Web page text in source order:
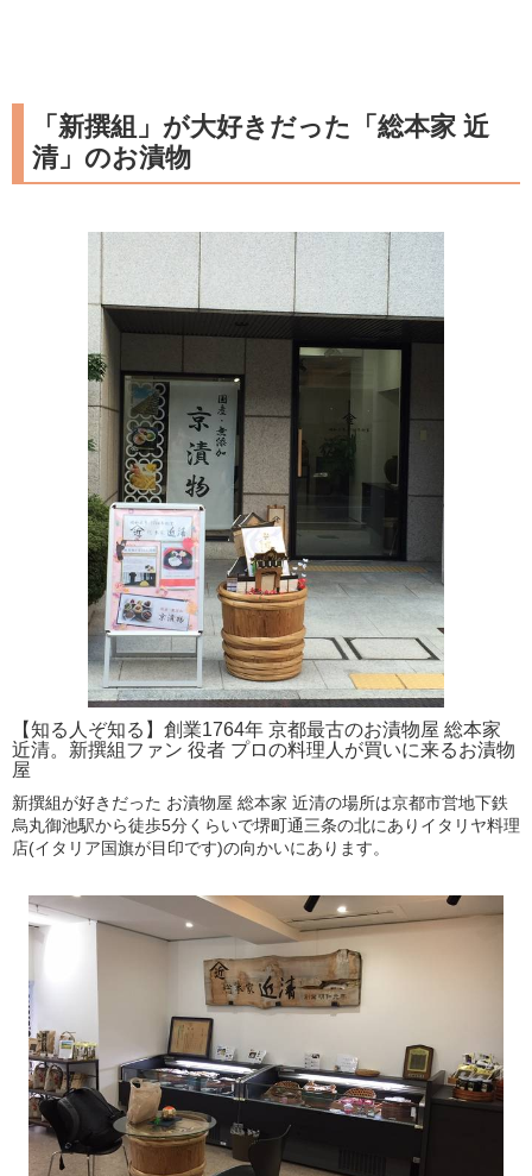
「新撰組」が大好きだった「総本家 近
清」のお漬物
【知る人ぞ知る】創業1764年 京都最古のお漬物屋 総本家
近清。新撰組ファン 役者 プロの料理人が買いに来るお漬物
屋
新撰組が好きだった お漬物屋 総本家 近清の場所は京都市営地下鉄
烏丸御池駅から徒歩5分くらいで堺町通三条の北にありイタリヤ料理
店(イタリア国旗が目印です)の向かいにあります。